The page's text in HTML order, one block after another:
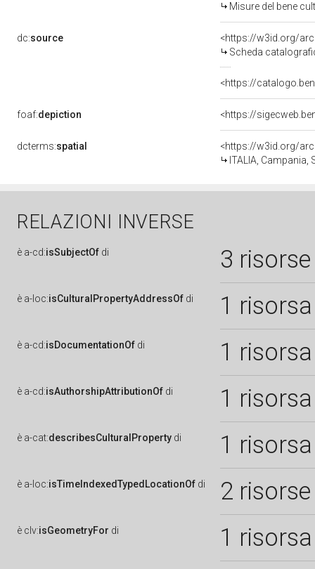
Misure del bene
dc:source
<https://w3id.org/
Scheda
<https://
foaf:depiction <https://
dcterms:spatial
<https://w3id.org/
ITALIA, Campania,
RELAZIONI INVERSE
è a-cd:isSubjectOf di 3 risorse
è a-loc:isCulturalPropertyAddressOf di 1 risorsa
è a-cd:isDocumentationOf di 1 risorsa
è a-cd:isAuthorshipAttributionOf di 1 risorsa
è a-cat:describesCulturalProperty di 1 risorsa
è a-loc:isTimeIndexedTypedLocationOf di 2 risorse
è clv:isGeometryFor di 1 risorsa